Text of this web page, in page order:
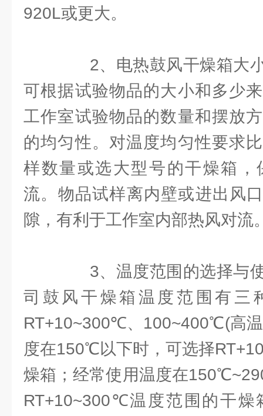
920L或更大。
2、电热鼓风干燥箱大小
可根据试验物品的大小和多少
工作室试验物品的数量和摆放
的均匀性。对温度均匀性要求
样数量或选大型号的干燥箱，
流。物品试样离内壁或进出风
隙，有利于工作室内部热风对流
3、温度范围的选择与使
司鼓风干燥箱温度范围有三
RT+10~300℃、100~400℃(高
度在150℃以下时，可选择
燥箱；经常使用温度在
RT+10~300℃温度范围的干燥